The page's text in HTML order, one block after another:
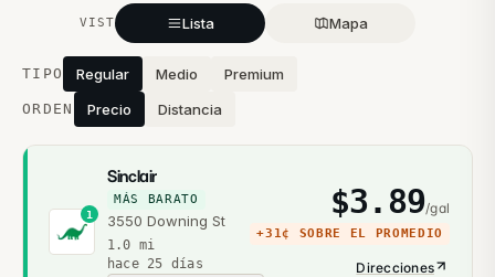
VISTA Lista Mapa
Estaciones cercanas
TIPO Regular Medio Premium
ORDEN Precio Distancia
1
Sinclair
MÁS BARATO
3550 Downing St
1.0 mi
hace 25 días
$3.89/gal
+31¢ SOBRE EL PROMEDIO
Direcciones